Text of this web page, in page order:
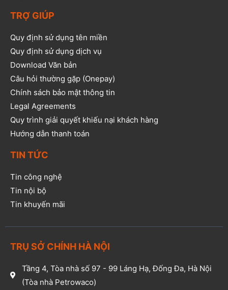
TRỢ GIÚP
Quy định sử dụng tên miền
Quy định sử dụng dịch vụ
Download Văn bản
Câu hỏi thường gặp (Onepay)
Chính sách bảo mật thông tin
Legal Agreements
Quy trình giải quyết khiếu nại khách hàng
Hướng dẫn thanh toán
TIN TỨC
Tin công nghệ
Tin nội bộ
Tin khuyến mãi
TRỤ SỞ CHÍNH HÀ NỘI
Tầng 4, Tòa nhà số 97 - 99 Láng Hạ, Đống Đa, Hà Nội
(Tòa nhà Petrowaco)